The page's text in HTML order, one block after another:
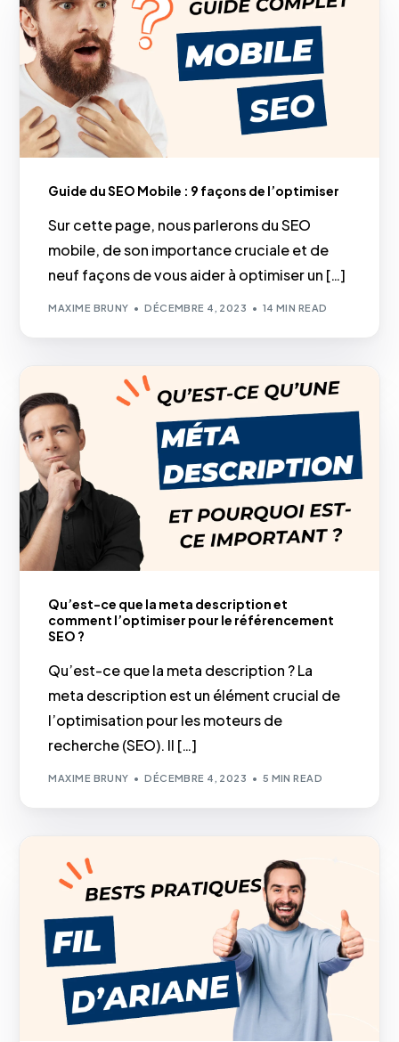
Guide du SEO Mobile : 9 façons de l’optimiser
Sur cette page, nous parlerons du SEO
mobile, de son importance cruciale et de
neuf façons de vous aider à optimiser un […]
MAXIME BRUNY DÉCEMBRE 4, 2023 14 MIN READ
Qu’est-ce que la meta description et
comment l’optimiser pour le référencement
SEO ?
Qu’est-ce que la meta description ? La
meta description est un élément crucial de
l’optimisation pour les moteurs de
recherche (SEO). Il […]
MAXIME BRUNY DÉCEMBRE 4, 2023 5 MIN READ